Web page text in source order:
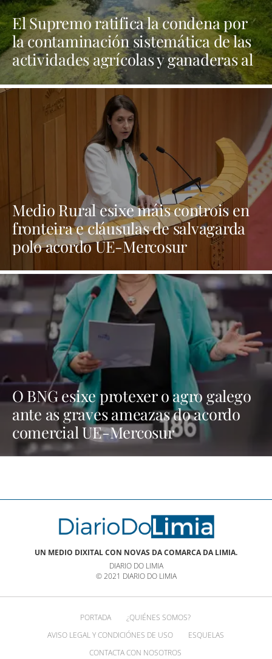
El Supremo ratifica la condena por
la contaminación sistemática de las
actividades agrícolas y ganaderas al
embalse de As Conchas | NOTICIAS
XINZO
Medio Rural esixe máis controis en
fronteira e cláusulas de salvagarda
polo acordo UE-Mercosur
O BNG esixe protexer o agro galego
ante as graves ameazas do acordo
comercial UE-Mercosur
UN MEDIO DIXITAL CON NOVAS DA COMARCA DA LIMIA.
DIARIO DO LIMIA
© 2021 DIARIO DO LIMIA
PORTADA
¿QUIÉNES SOMOS?
AVISO LEGAL Y CONDICIÓNES DE USO
ESQUELAS
CONTACTA CON NOSOTROS